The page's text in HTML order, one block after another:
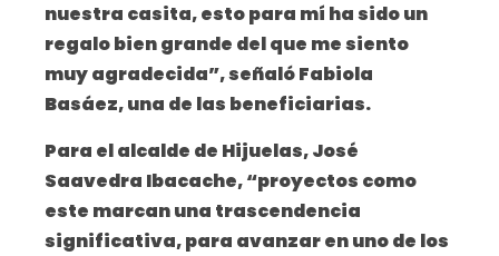
nuestra casita, esto para mí ha sido un
regalo bien grande del que me siento
muy agradecida”, señaló Fabiola
Basáez, una de las beneficiarias.
Para el alcalde de Hijuelas, José
Saavedra Ibacache, “proyectos como
este marcan una trascendencia
significativa, para avanzar en uno de los